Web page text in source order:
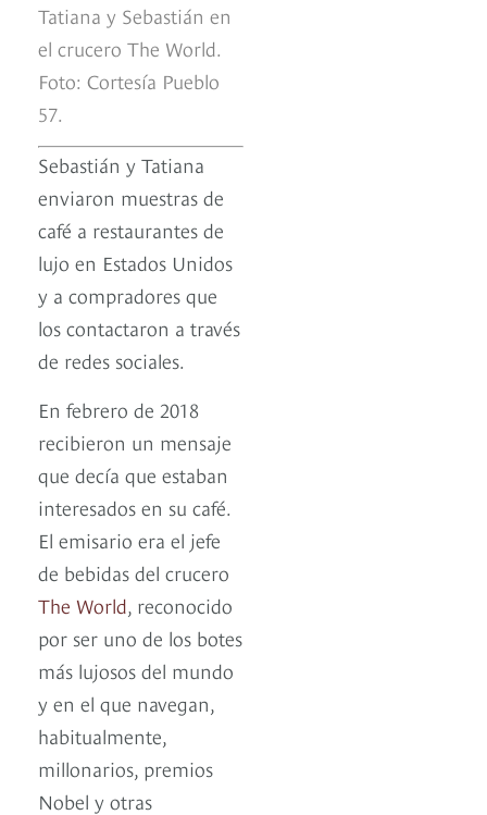
Tatiana y Sebastián en
el crucero The World.
Foto: Cortesía Pueblo
57.
Sebastián y Tatiana
enviaron muestras de
café a restaurantes de
lujo en Estados Unidos
y a compradores que
los contactaron a través
de redes sociales.
En febrero de 2018
recibieron un mensaje
que decía que estaban
interesados en su café.
El emisario era el jefe
de bebidas del crucero
The World, reconocido
por ser uno de los botes
más lujosos del mundo
y en el que navegan,
habitualmente,
millonarios, premios
Nobel y otras